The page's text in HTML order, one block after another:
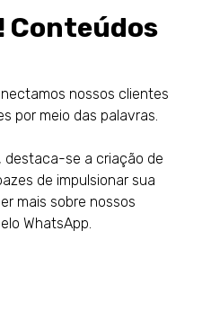
Conteúdos
nossos clientes
por meio das palavras.
destaca-se a criação de
de impulsionar sua
mais sobre nossos
WhatsApp